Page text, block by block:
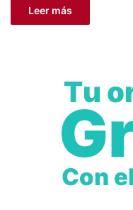
Leer más